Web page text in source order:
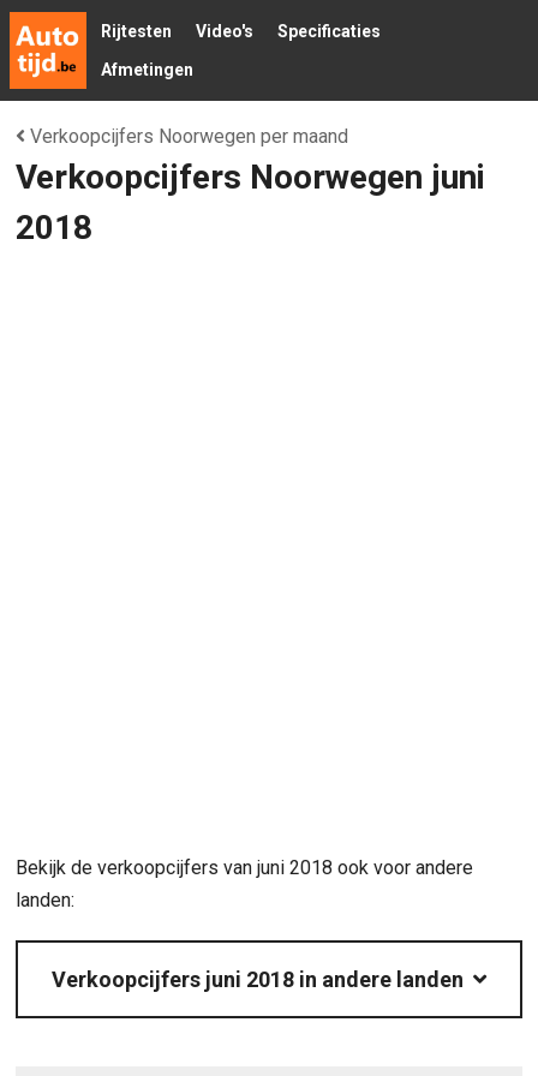
Rijtesten Video's
Specificaties
Afmetingen
Verkoopcijfers Noorwegen per maand
Verkoopcijfers Noorwegen juni
2018
Bekijk de verkoopcijfers van juni 2018 ook voor andere
landen:
Verkoopcijfers juni 2018 in andere landen